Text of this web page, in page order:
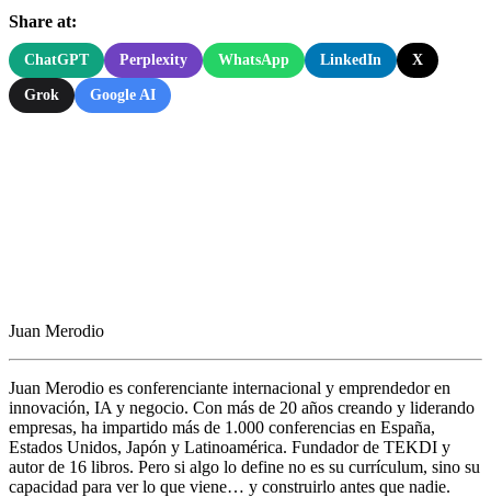
Share at:
ChatGPT Perplexity WhatsApp LinkedIn X
Grok Google AI
Juan Merodio
Juan Merodio es conferenciante internacional y emprendedor en
innovación, IA y negocio. Con más de 20 años creando y liderando
empresas, ha impartido más de 1.000 conferencias en España,
Estados Unidos, Japón y Latinoamérica. Fundador de TEKDI y
autor de 16 libros. Pero si algo lo define no es su currículum, sino su
capacidad para ver lo que viene… y construirlo antes que nadie.